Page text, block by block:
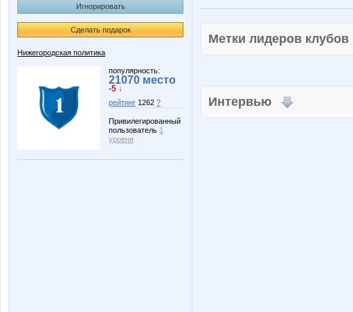
Игнорировать
Сделать подарок
Нижегородская политика
популярность:
21070 место
-5 ↓
рейтинг 1262 ?
Привилегированный
пользователь 1
уровня
Метки лидеров клубов
Интервью